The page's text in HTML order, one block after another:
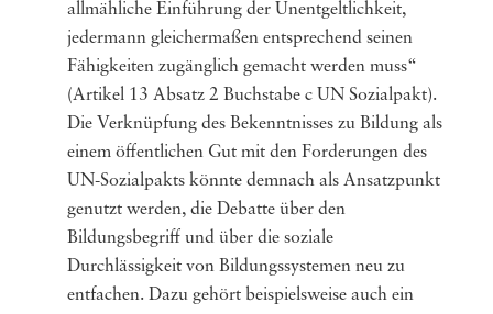
allmähliche Einführung der Unentgeltlichkeit,
jedermann gleichermaßen entsprechend seinen
Fähigkeiten zugänglich gemacht werden muss“
(Artikel 13 Absatz 2 Buchstabe c UN Sozialpakt).
Die Verknüpfung des Bekenntnisses zu Bildung als
einem öffentlichen Gut mit den Forderungen des
UN-Sozialpakts könnte demnach als Ansatzpunkt
genutzt werden, die Debatte über den
Bildungsbegriff und über die soziale
Durchlässigkeit von Bildungssystemen neu zu
entfachen. Dazu gehört beispielsweise auch ein